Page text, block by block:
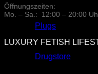
Plugs
Drugstore
Öffnungszeiten:
Mo. – Sa.: 12:00 – 20:00
LUXURY FETISH